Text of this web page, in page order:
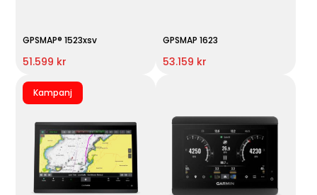
GPSMAP® 1523xsv
51.599 kr
GPSMAP 1623
53.159 kr
Kampanj